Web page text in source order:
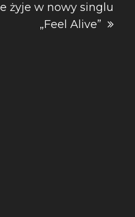
żyje w nowy singlu
„Feel Alive”